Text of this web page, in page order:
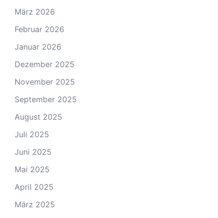
März 2026
Februar 2026
Januar 2026
Dezember 2025
November 2025
September 2025
August 2025
Juli 2025
Juni 2025
Mai 2025
April 2025
März 2025